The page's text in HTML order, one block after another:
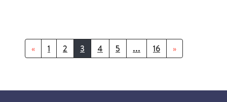
« 1 2 3 4 5 ... 16 »